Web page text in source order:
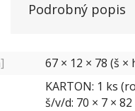
Podrobný popis
67 × 12 × 78 (š ×
KARTON: 1 ks
š/v/d: 70 × 7 × 82